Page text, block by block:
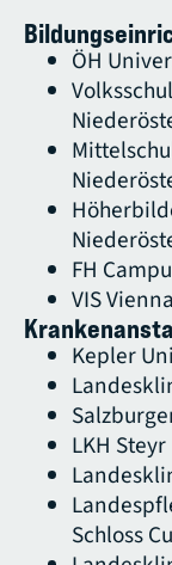
ÖH
FH
VIS
Kepler
LKH Steyr
Schloss